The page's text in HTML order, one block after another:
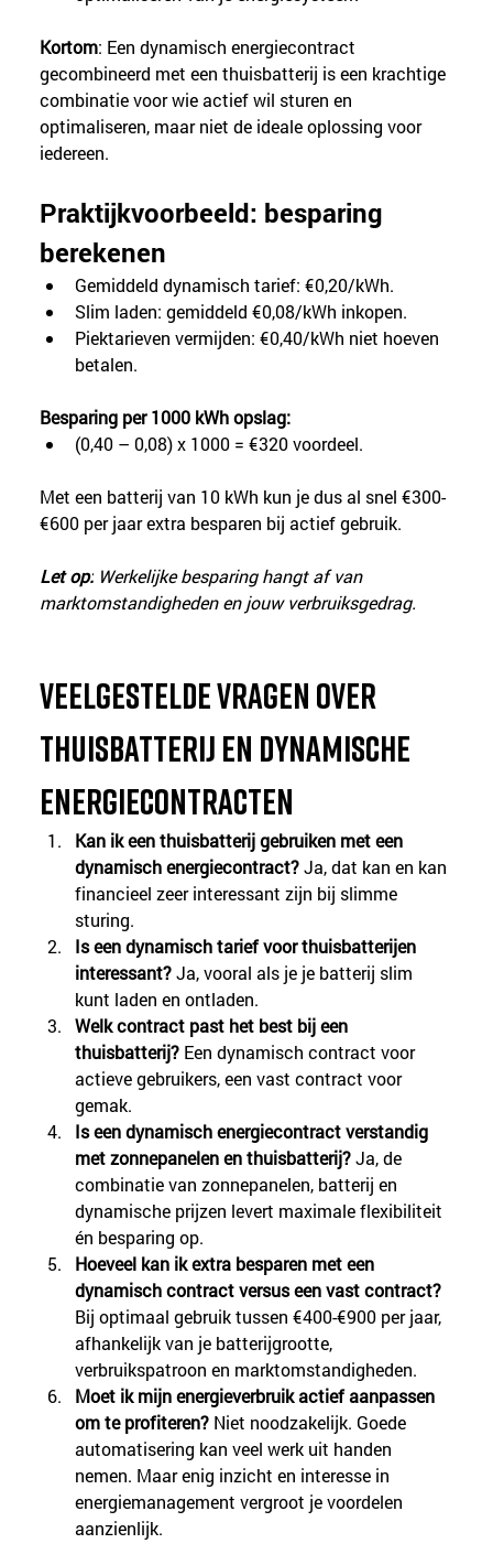
Kortom: Een dynamisch energiecontract
gecombineerd met een thuisbatterij is een krachtige
combinatie voor wie actief wil sturen en
optimaliseren, maar niet de ideale oplossing voor
iedereen.
Praktijkvoorbeeld: besparing
berekenen
Gemiddeld dynamisch tarief: €0,20/kWh.
Slim laden: gemiddeld €0,08/kWh inkopen.
Piektarieven vermijden: €0,40/kWh niet hoeven
betalen.
Besparing per 1000 kWh opslag:
(0,40 – 0,08) x 1000 = €320 voordeel.
Met een batterij van 10 kWh kun je dus al snel €300-
€600 per jaar extra besparen bij actief gebruik.
Let op: Werkelijke besparing hangt af van
marktomstandigheden en jouw verbruiksgedrag.
Veelgestelde vragen over
thuisbatterij en dynamische
energiecontracten
Kan ik een thuisbatterij gebruiken met een
dynamisch energiecontract? Ja, dat kan en kan
financieel zeer interessant zijn bij slimme
sturing.
Is een dynamisch tarief voor thuisbatterijen
interessant? Ja, vooral als je je batterij slim
kunt laden en ontladen.
Welk contract past het best bij een
thuisbatterij? Een dynamisch contract voor
actieve gebruikers, een vast contract voor
gemak.
Is een dynamisch energiecontract verstandig
met zonnepanelen en thuisbatterij? Ja, de
combinatie van zonnepanelen, batterij en
dynamische prijzen levert maximale flexibiliteit
én besparing op.
Hoeveel kan ik extra besparen met een
dynamisch contract versus een vast contract?
Bij optimaal gebruik tussen €400-€900 per jaar,
afhankelijk van je batterijgrootte,
verbruikspatroon en marktomstandigheden.
Moet ik mijn energieverbruik actief aanpassen
om te profiteren? Niet noodzakelijk. Goede
automatisering kan veel werk uit handen
nemen. Maar enig inzicht en interesse in
energiemanagement vergroot je voordelen
aanzienlijk.